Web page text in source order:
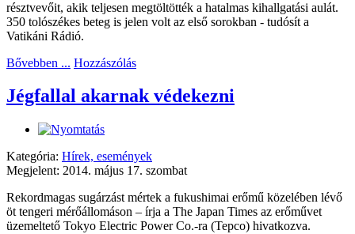
résztvevőit, akik teljesen megtöltötték a hatalmas kihallgatási aulát.
350 tolószékes beteg is jelen volt az első sorokban - tudósít a
Vatikáni Rádió.
Bővebben ... Hozzászólás
Jégfallal akarnak védekezni
Kategória: Hírek, események
Megjelent: 2014. május 17. szombat
Rekordmagas sugárzást mértek a fukushimai erőmű közelében lévő
öt tengeri mérőállomáson – írja a The Japan Times az erőművet
üzemeltető Tokyo Electric Power Co.-ra (Tepco) hivatkozva.